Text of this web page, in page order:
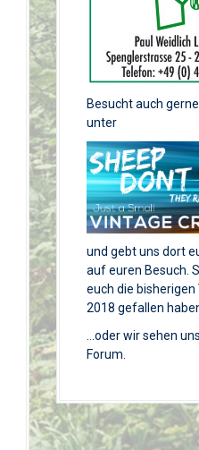
Besucht auch
unter
und gebt uns dort
auf euren Besuch.
euch die bisherigen
2018 gefallen
...oder wir sehen
Forum.